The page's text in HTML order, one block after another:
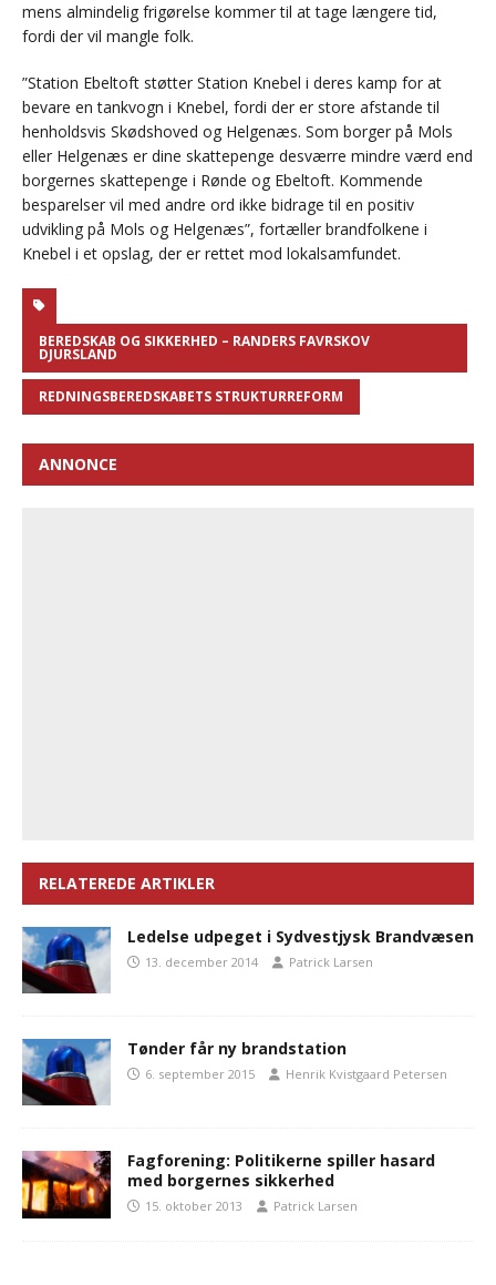
mens almindelig frigørelse kommer til at tage længere tid,
fordi der vil mangle folk.
”Station Ebeltoft støtter Station Knebel i deres kamp for at
bevare en tankvogn i Knebel, fordi der er store afstande til
henholdsvis Skødshoved og Helgenæs. Som borger på Mols
eller Helgenæs er dine skattepenge desværre mindre værd end
borgernes skattepenge i Rønde og Ebeltoft. Kommende
besparelser vil med andre ord ikke bidrage til en positiv
udvikling på Mols og Helgenæs”, fortæller brandfolkene i
Knebel i et opslag, der er rettet mod lokalsamfundet.
BEREDSKAB OG SIKKERHED – RANDERS FAVRSKOV
DJURSLAND
REDNINGSBEREDSKABETS STRUKTURREFORM
ANNONCE
RELATEREDE ARTIKLER
Ledelse udpeget i Sydvestjysk Brandvæsen
13. december 2014 Patrick Larsen
Tønder får ny brandstation
6. september 2015 Henrik Kvistgaard Petersen
Fagforening: Politikerne spiller hasard
med borgernes sikkerhed
15. oktober 2013 Patrick Larsen